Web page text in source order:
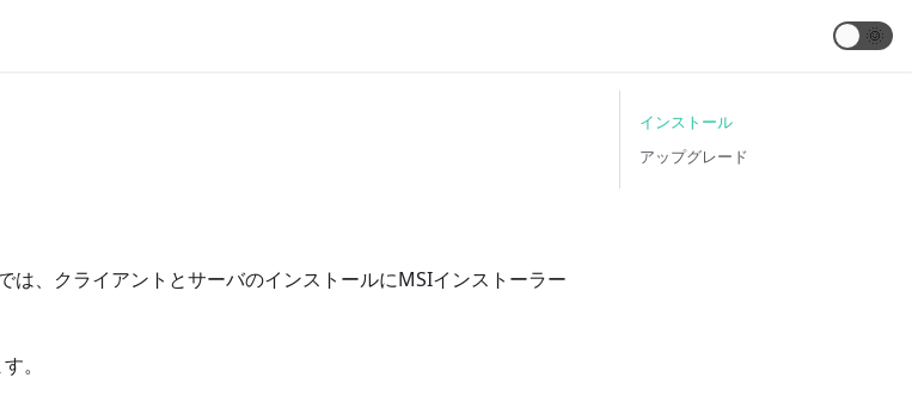
🌞
、クライアントとサーバのインストールにMSIインストーラー
。
インストール
アップグレード